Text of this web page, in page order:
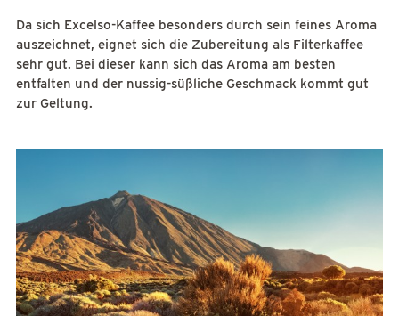
Da sich Excelso-Kaffee besonders durch sein feines Aroma
auszeichnet, eignet sich die Zubereitung als Filterkaffee
sehr gut. Bei dieser kann sich das Aroma am besten
entfalten und der nussig-süßliche Geschmack kommt gut
zur Geltung.